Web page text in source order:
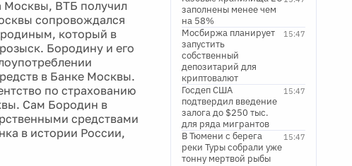
Москвы, ВТБ получил
сопровождался
который в
Бородину и его
в Банке Москвы.
по страхованию
Сам Бородин в
средствами
в истории России,
заполнены менее чем
на 58%
15:47
Мосбиржа планирует
запустить
собственный
депозитарий для
криптовалют
15:47
Госдеп США
подтвердил введение
залога до $250 тыс.
для ряда мигрантов
15:47
В Тюмени с берега
реки Туры собрали уже
тонну мертвой рыбы